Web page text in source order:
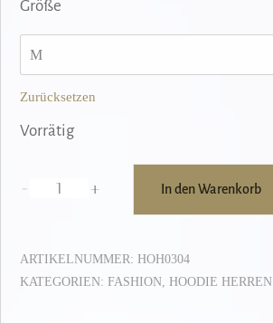
Größe
Zurücksetzen
Vorrätig
-
Hoodie
+ In den Warenkorb
ARTIKELNUMMER: HOH0304
KATEGORIEN: FASHION, HOODIE HERREN